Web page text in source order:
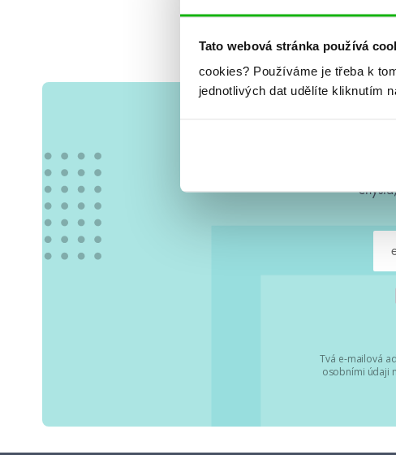
Tato webová stránka používá
cookies? Používáme je třeba k
jednotlivých dat udělíte kliknutím
Vše
Tvá e-mailová
osobními údaji